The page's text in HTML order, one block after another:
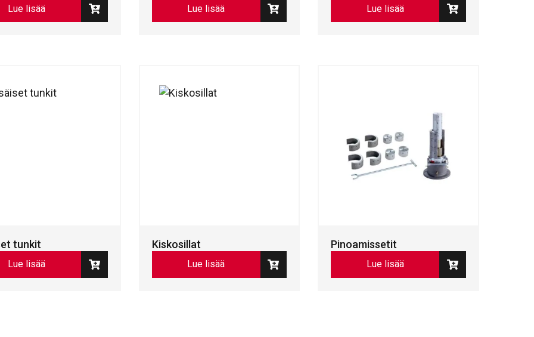
Lue lisää Lue lisää Lue lisää
tunkit
Lue lisää
Kiskosillat
Lue lisää
Pinoamissetit
Lue lisää